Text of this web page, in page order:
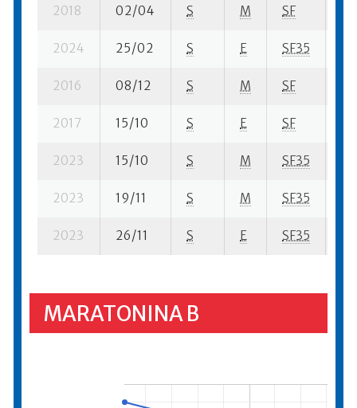
2018 02/04 S M SF
2024 25/02 S E SF35
2016 08/12 S M SF
2017 15/10 S E SF
2023 15/10 S M SF35
2023 19/11 S M SF35
2023 26/11 S E SF35
MARATONINA B